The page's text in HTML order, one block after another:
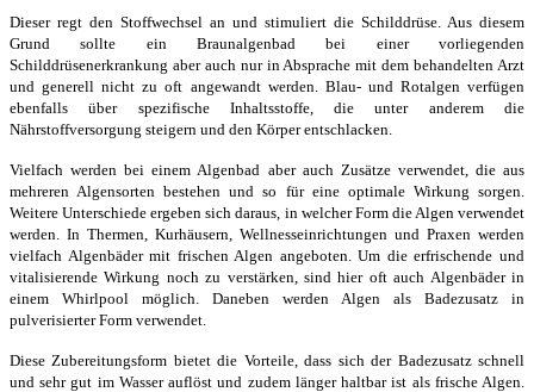
Dieser regt den Stoffwechsel an und stimuliert die Schilddrüse. Aus diesem
Grund sollte ein Braunalgenbad bei einer vorliegenden
Schilddrüsenerkrankung aber auch nur in Absprache mit dem behandelten Arzt
und generell nicht zu oft angewandt werden. Blau- und Rotalgen verfügen
ebenfalls über spezifische Inhaltsstoffe, die unter anderem die
Nährstoffversorgung steigern und den Körper entschlacken.
Vielfach werden bei einem Algenbad aber auch Zusätze verwendet, die aus
mehreren Algensorten bestehen und so für eine optimale Wirkung sorgen.
Weitere Unterschiede ergeben sich daraus, in welcher Form die Algen verwendet
werden. In Thermen, Kurhäusern, Wellnesseinrichtungen und Praxen werden
vielfach Algenbäder mit frischen Algen angeboten. Um die erfrischende und
vitalisierende Wirkung noch zu verstärken, sind hier oft auch Algenbäder in
einem Whirlpool möglich. Daneben werden Algen als Badezusatz in
pulverisierter Form verwendet.
Diese Zubereitungsform bietet die Vorteile, dass sich der Badezusatz schnell
und sehr gut im Wasser auflöst und zudem länger haltbar ist als frische Algen.